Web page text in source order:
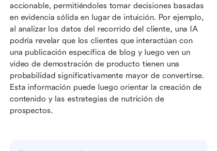
accionable, permitiéndoles tomar decisiones basadas
en evidencia sólida en lugar de intuición. Por ejemplo,
al analizar los datos del recorrido del cliente, una IA
podría revelar que los clientes que interactúan con
una publicación específica de blog y luego ven un
video de demostración de producto tienen una
probabilidad significativamente mayor de convertirse.
Esta información puede luego orientar la creación de
contenido y las estrategias de nutrición de
prospectos.